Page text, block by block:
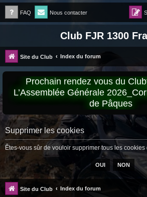
FAQ Nous contacter
Club FJR 1300
Site du Club Index du forum
Prochain rendez vous du
L’Assemblée Générale
de Pâques
Supprimer les cookies
Êtes-vous sûr de vouloir supprimer tous les cookies
Site du Club Index du forum